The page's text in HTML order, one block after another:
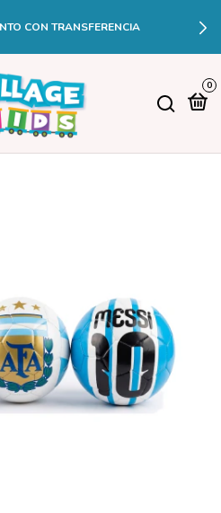
CON TRANSFERENCIA
0